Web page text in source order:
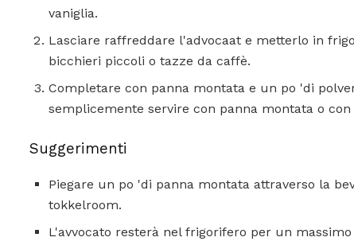
vaniglia.
Lasciare raffreddare l'advocaat e metterlo in
bicchieri piccoli o tazze da caffè.
Completare con panna montata e un po 'di
semplicemente servire con panna montata o
Suggerimenti
Piegare un po 'di panna montata attraverso la
tokkelroom.
L'avvocato resterà nel frigorifero per un